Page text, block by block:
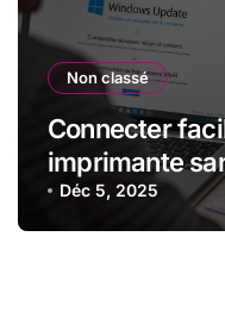
Non classé
Connecter
imprimante
guide clair et
(2026)
Déc 5, 2025